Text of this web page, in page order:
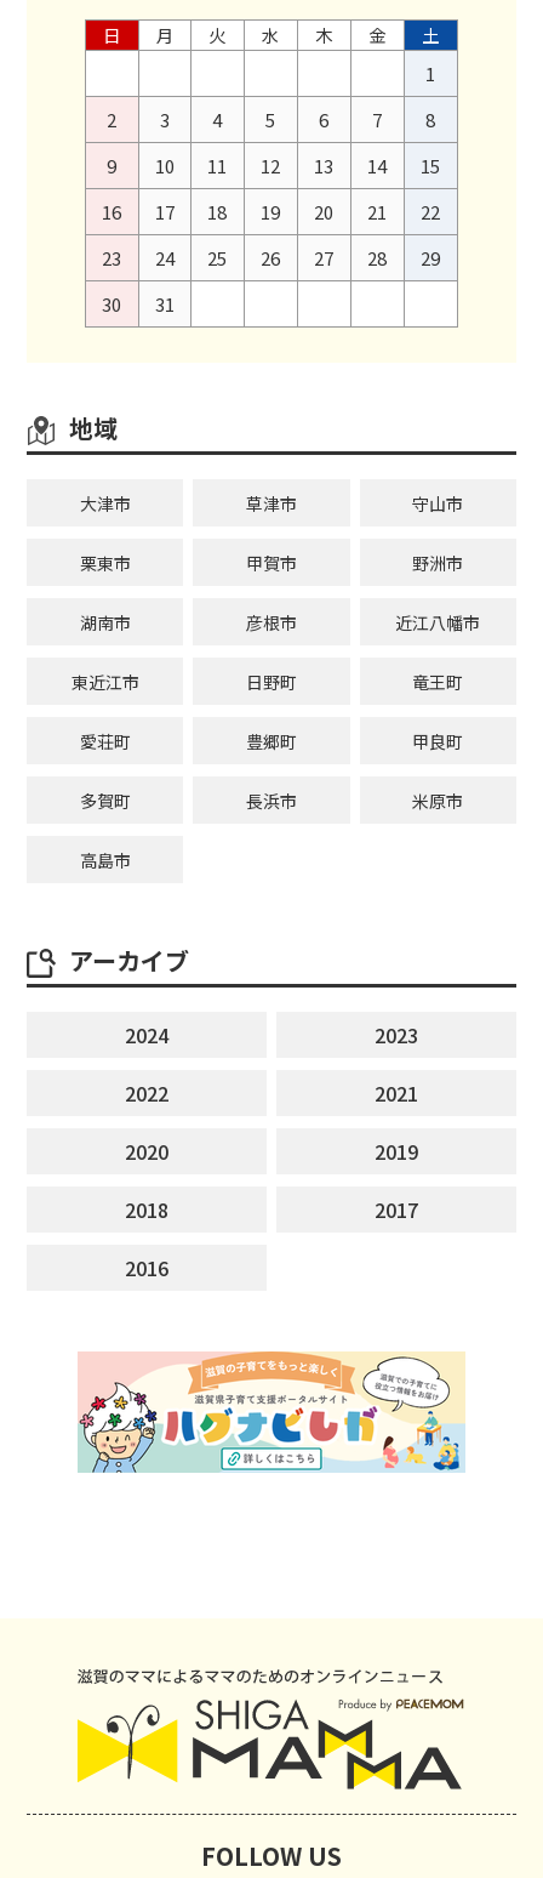
日 月 火 水 木 金
土
1
2
3 4 5 6 7
8
9
10 11 12 13 14
15
16
17 18 19 20 21
22
23
24 25 26 27 28
29
30
31
地域
大津市 草津市 守山市
栗東市 甲賀市 野洲市
湖南市 彦根市 近江八幡市
東近江市 日野町 竜王町
愛荘町 豊郷町 甲良町
多賀町 長浜市 米原市
高島市
アーカイブ
2024
2023
2022
2021
2020
2019
2018
2017
2016
FOLLOW US